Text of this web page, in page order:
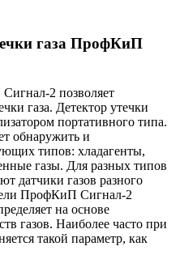
газа ПрофКиП
2 позволяет
газа. Детектор утечки
портативного типа.
обнаружить и
типов: хладагенты,
газы. Для разных типов
датчики газов разного
ПрофКиП Сигнал-2
на основе
газов. Наиболее часто при
такой параметр, как